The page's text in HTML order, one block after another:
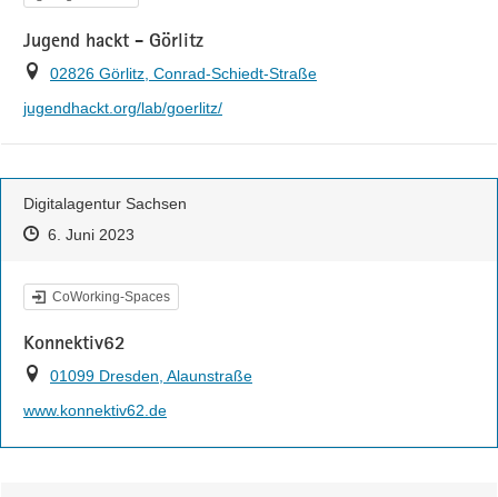
Jugend hackt - Görlitz
Ort
02826 Görlitz, Conrad-Schiedt-Straße
https://
jugendhackt.org/lab/goerlitz/
Digitalagentur Sachsen
Zeitpunkt des Erstellens
Zeitpunkt des Erstellens
6. Juni 2023Zur Äußerung
Kategorie
CoWorking-Spaces
Konnektiv62
Ort
01099 Dresden, Alaunstraße
http://
www.konnektiv62.de